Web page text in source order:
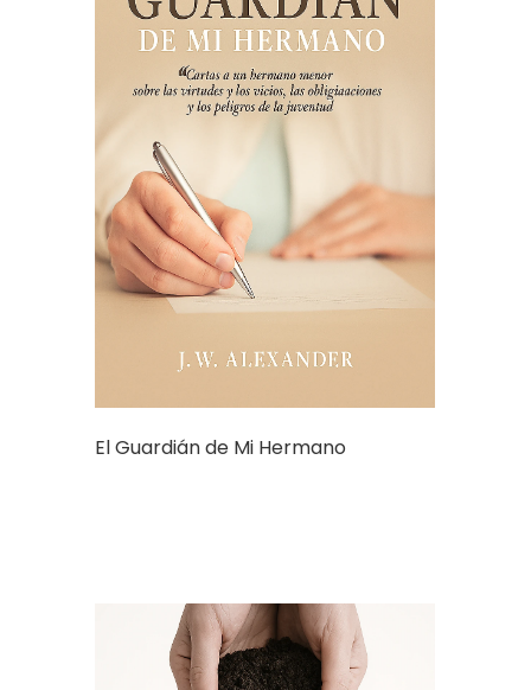
El Guardián de Mi Hermano